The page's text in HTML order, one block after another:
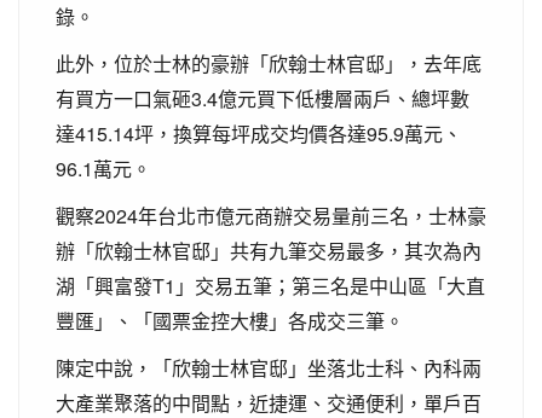
錄。
此外，位於士林的豪辦「欣翰士林官邸」，去年底
有買方一口氣砸3.4億元買下低樓層兩戶、總坪數
達415.14坪，換算每坪成交均價各達95.9萬元、
96.1萬元。
觀察2024年台北市億元商辦交易量前三名，士林豪
辦「欣翰士林官邸」共有九筆交易最多，其次為內
湖「興富發T1」交易五筆；第三名是中山區「大直
豐匯」、「國票金控大樓」各成交三筆。
陳定中說，「欣翰士林官邸」坐落北士科、內科兩
大產業聚落的中間點，近捷運、交通便利，單戶百